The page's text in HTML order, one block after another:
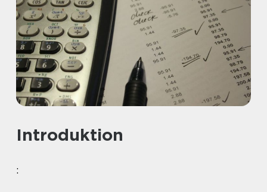
Introduktion
: